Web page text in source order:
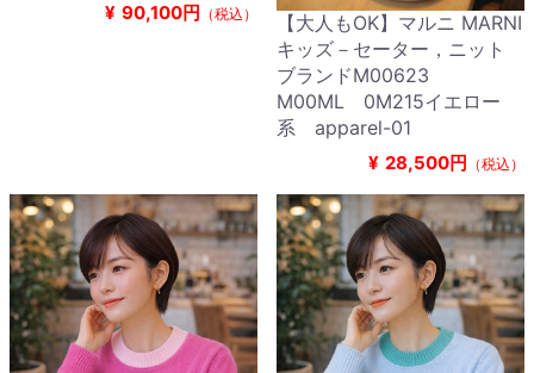
¥ 90,100円 （税込）
【大人もOK】マルニ MARNI
キッズ－セーター，ニット
ブランドM00623
M00ML 0M215イエロー
系 apparel-01
¥ 28,500円 （税込）